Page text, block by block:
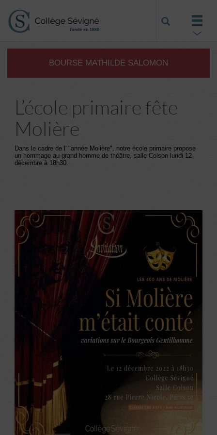
BOURSE MATHILDE SALOMON
L’école primaire fête
Molière
Dans le cadre de l' "année Molière", notre école primaire propose
un hommage au grand homme de théâtre, salle Colson lundi 12
décembre à 18h30.